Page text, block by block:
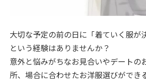
大切な予定の前の日に「着ていく服が
という経験はありませんか？
意外と悩みがちなお見合いやデートの
所、場合に合わせたお洋服選びができ